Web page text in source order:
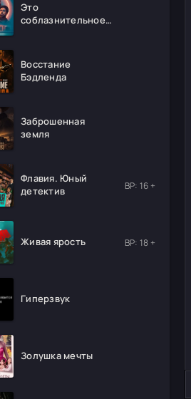
Это
соблазнительное
Восстание
Бэдленда
Заброшенная
земля
Флавия. Юный
детектив
ВР: 16 +
Живая ярость ВР: 18 +
Гиперзвук
Золушка мечты